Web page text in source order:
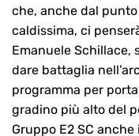
che, anche dal
caldissima, ci
Emanuele Schillace,
dare battaglia
programma per
gradino più alto del
Gruppo E2 SC